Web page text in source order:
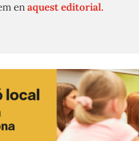
enaquest editorial.